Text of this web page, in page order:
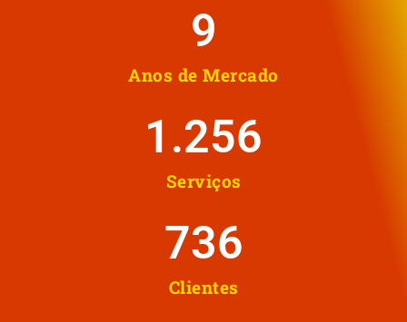
Anos de Mercado
10
Serviços
1.258
Clientes
737